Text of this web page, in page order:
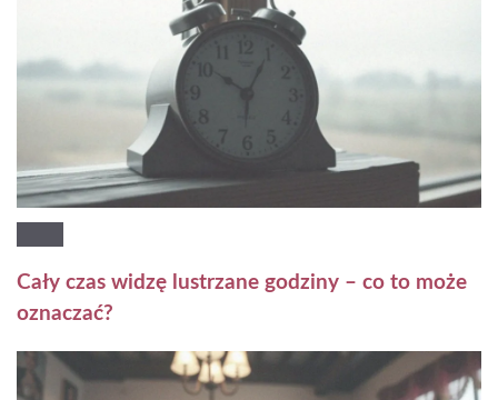
Cały czas widzę lustrzane godziny – co to może
oznaczać?